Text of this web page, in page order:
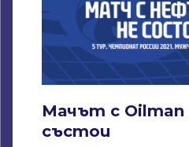
Мачът с Oilman
състои